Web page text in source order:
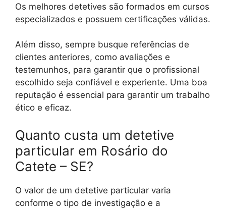
Os melhores detetives são formados em cursos
especializados e possuem certificações válidas.
Além disso, sempre busque referências de
clientes anteriores, como avaliações e
testemunhos, para garantir que o profissional
escolhido seja confiável e experiente. Uma boa
reputação é essencial para garantir um trabalho
ético e eficaz.
Quanto custa um detetive
particular em Rosário do
Catete – SE?
O valor de um detetive particular varia
conforme o tipo de investigação e a